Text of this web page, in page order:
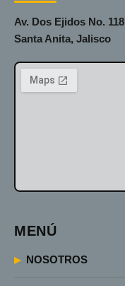
Av. Dos Ejidos No. 118
Santa Anita, Jalisco
MENÚ
NOSOTROS